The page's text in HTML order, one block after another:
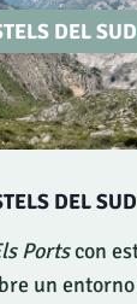
DEL SUD
DEL SUD
Portscon
un